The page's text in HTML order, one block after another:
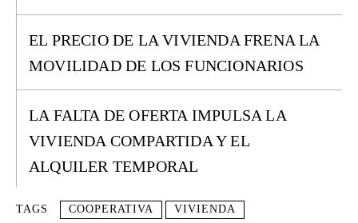
EL PRECIO DE LA VIVIENDA FRENA LA
MOVILIDAD DE LOS FUNCIONARIOS
LA FALTA DE OFERTA IMPULSA LA
VIVIENDA COMPARTIDA Y EL
ALQUILER TEMPORAL
TAGS COOPERATIVA VIVIENDA